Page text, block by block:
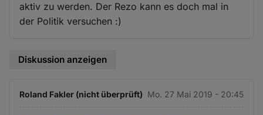
aktiv zu werden. Der Rezo kann es doch mal in
der Politik versuchen :)
Diskussion anzeigen
Roland Fakler (nicht überprüft) Mo. 27 Mai 2019 - 20:45